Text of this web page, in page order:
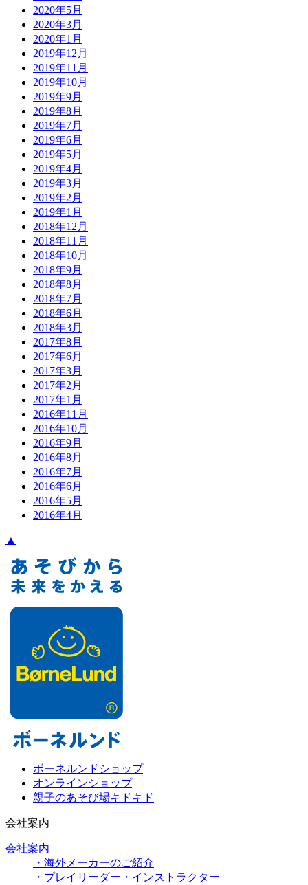
2020年5月
2020年3月
2020年1月
2019年12月
2019年11月
2019年10月
2019年9月
2019年8月
2019年7月
2019年6月
2019年5月
2019年4月
2019年3月
2019年2月
2019年1月
2018年12月
2018年11月
2018年10月
2018年9月
2018年8月
2018年7月
2018年6月
2018年3月
2017年8月
2017年6月
2017年3月
2017年2月
2017年1月
2016年11月
2016年10月
2016年9月
2016年8月
2016年7月
2016年6月
2016年5月
2016年4月
▲
ボーネルンドショップ
オンラインショップ
親子のあそび場キドキド
会社案内
会社案内
・海外メーカーのご紹介
・プレイリーダー・インストラクター